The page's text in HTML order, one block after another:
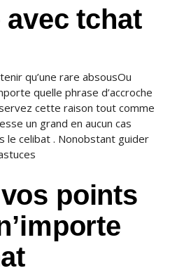
tchat
qu’une rare absousOu
quelle phrase d’accroche
cette raison tout comme
un grand en aucun cas
le celibat . Nonobstant guider
points